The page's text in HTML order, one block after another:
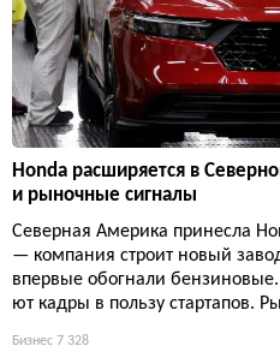
Honda расширяется в
и рыночные сигналы
Северная Америка принесла
— компания строит новый
впервые обогнали
ют кадры в пользу стартапов.
Бизнес 7 328